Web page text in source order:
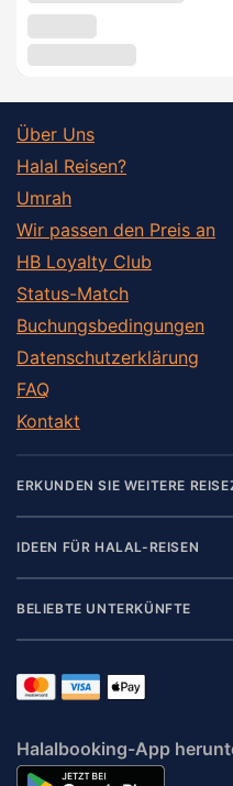
Über Uns
Halal Reisen?
Umrah
Wir passen den Preis an
HB Loyalty Club
Status-Match
Buchungsbedingungen
Datenschutzerklärung
FAQ
Kontakt
ERKUNDEN SIE WEITERE
IDEEN FÜR HALAL-REISEN
BELIEBTE UNTERKÜNFTE
Halalbooking-App